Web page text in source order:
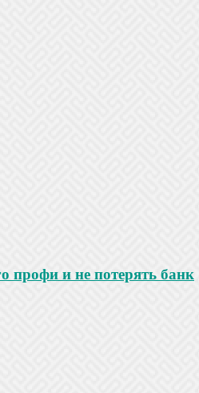
профи и не потерять банк